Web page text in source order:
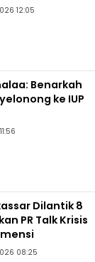
12:05
Benarkah
ke IUP
Dilantik 8
PR Talk Krisis
08:25